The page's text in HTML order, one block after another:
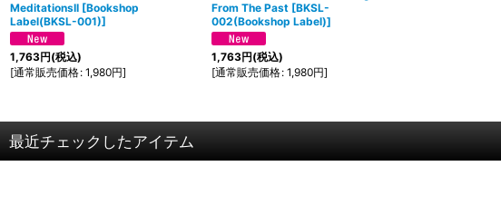
MeditationsII [Bookshop
Label(BKSL-001)]
1,763円(税込)
[通常販売価格: 1,980円]
From The Past [BKSL-
002(Bookshop Label)]
1,763円(税込)
[通常販売価格: 1,980円]
最近チェックしたアイテム